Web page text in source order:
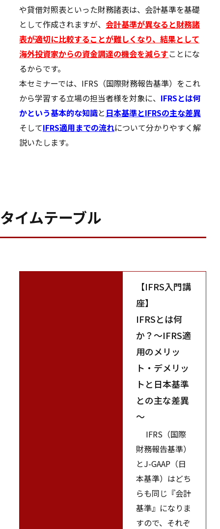
や貸借対照表といった財務諸表は、会計基準を基礎
として作成されますが、 会計基準が異なると財務諸
表が適切に比較することが難しくなり、結果として
海外投資家からの資金調達の機会を減らすことにな
るからです。
本セミナーでは、IFRS（国際財務報告基準）をこれ
から学習する立場の担当者様を対象に、 IFRSとは何
かという基本的な知識と 日本基準とIFRSの主な差異
そしてIFRS適用までの流れについて分かりやすく解
説いたします。
タイムテーブル
【IFRS入門講
座】
IFRSとは何
か？～IFRS適
用のメリッ
ト・デメリッ
トと日本基準
との主な差異
～
IFRS（国際
財務報告基準）
とJ-GAAP（日
本基準）はどち
らも同じ『会計
基準』になりま
すので、それぞ